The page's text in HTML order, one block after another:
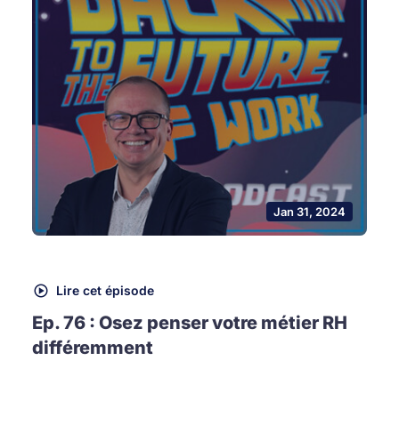
Jan 31, 2024
Lire cet épisode
Ep. 76 : Osez penser votre métier RH
différemment